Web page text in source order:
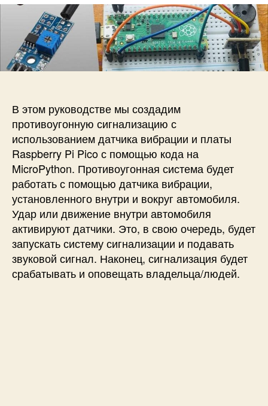
р
з
а
п
с
з
а
п
и
с
и
п
и
с
и
П
т
и
в
о
у
г
о
н
н
я
с
и
г
В этом руководстве мы создадим
противоугонную сигнализацию с
использованием датчика вибрации и платы
Raspberry Pi Pico с помощью кода на
MicroPython. Противоугонная система будет
работать с помощью датчика вибрации,
установленного внутри и вокруг автомобиля.
Удар или движение внутри автомобиля
активируют датчики. Это, в свою очередь, будет
запускать систему сигнализации и подавать
звуковой сигнал. Наконец, сигнализация будет
срабатывать и оповещать владельца/людей.